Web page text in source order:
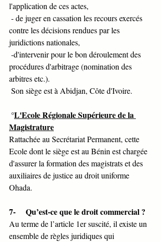
l'application de ces actes,
contre les décisions rendues par les
juridictions nationales,
procédures d'arbitrage (nomination des
arbitres etc.).
Son siège est à Abidjan, Côte d'Ivoire.
°L'Ecole Régionale Supérieure de la
Magistrature
Rattachée au Secrétariat Permanent, cette
Ecole dont le siège est au Bénin est chargée
d'assurer la formation des magistrats et des
auxiliaires de justice au droit uniforme
Ohada.
7-     Qu’est-ce que le droit commercial ?
Au terme de l’article 1er suscité, il existe un
ensemble de règles juridiques qui